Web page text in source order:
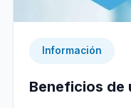
Información
Beneficios de